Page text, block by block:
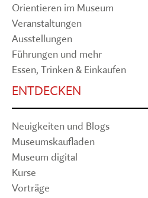
Orientieren im Museum
Veranstaltungen
Ausstellungen
Führungen und mehr
Essen, Trinken & Einkaufen
ENTDECKEN
Neuigkeiten und Blogs
Museumskaufladen
Museum digital
Kurse
Vorträge